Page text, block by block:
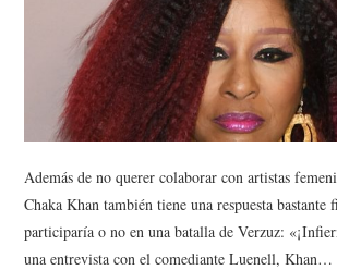
TECHNOLOGY
Además de no querer colaborar con artistas
Chaka Khan también tiene una respuesta bastante
participaría o no en una batalla de Verzuz:
una entrevista con el comediante Luenell, Khan…